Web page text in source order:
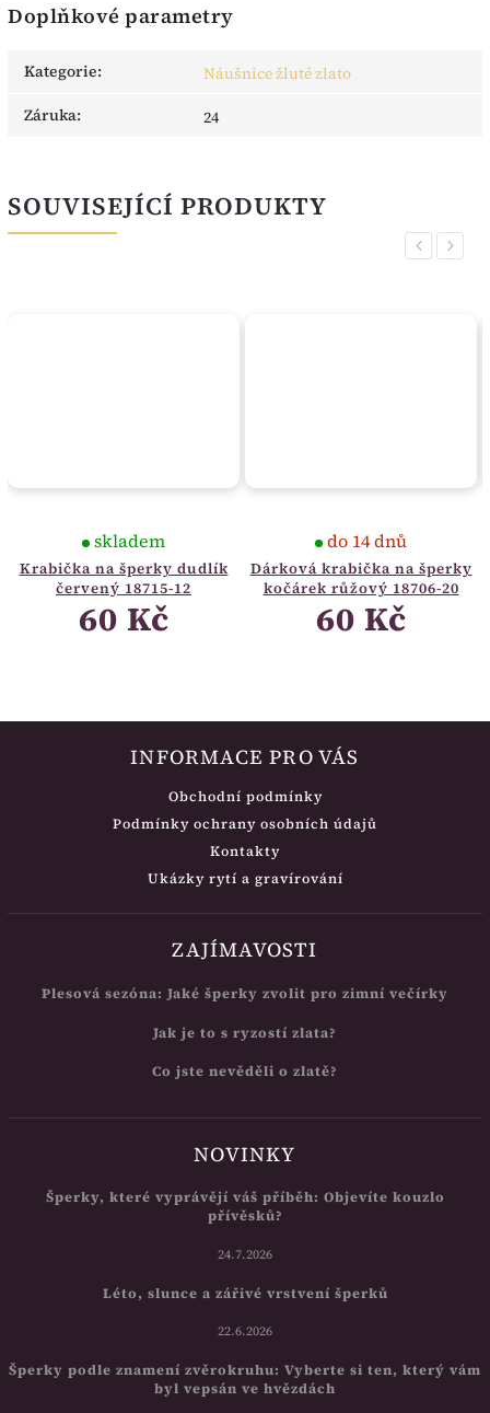
Doplňkové parametry
Kategorie:
Náušnice žluté zlato
Záruka: 24
SOUVISEJÍCÍ PRODUKTY
Previous
Krabička na šperky dudlík
červený 18715-12
skladem
60 Kč
Dárková krabička na šperky
kočárek růžový 18706-20
do 14 dnů
60 Kč
Next
INFORMACE PRO VÁS
Obchodní podmínky
Podmínky ochrany osobních údajů
Kontakty
Ukázky rytí a gravírování
ZAJÍMAVOSTI
Plesová sezóna: Jaké šperky zvolit pro zimní večírky
Jak je to s ryzostí zlata?
Co jste nevěděli o zlatě?
NOVINKY
Šperky, které vyprávějí váš příběh: Objevíte kouzlo
přívěsků?
24.7.2026
Léto, slunce a zářivé vrstvení šperků
22.6.2026
Šperky podle znamení zvěrokruhu: Vyberte si ten, který vám
byl vepsán ve hvězdách